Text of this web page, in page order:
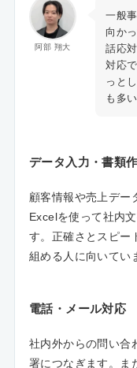
阿部 翔大
一般
向か
話応
対応
っと
も多
データ入力・書類
顧客情報や売上デー
Excelを使って社内
す。正確さとスピー
組める人に向いてい
電話・メール対応
社内外からの問い合
署につなぎます。ま